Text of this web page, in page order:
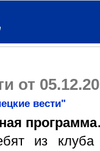
от
вести"
из